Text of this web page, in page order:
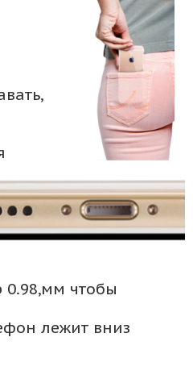
чтобы
лежит вниз